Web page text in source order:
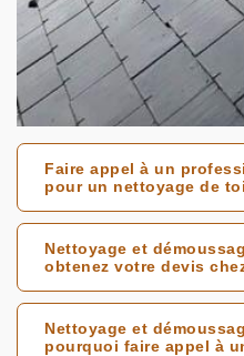
Faire appel à un
pour un nettoyage de
Nettoyage et
obtenez votre devis
Nettoyage et
pourquoi faire appel à